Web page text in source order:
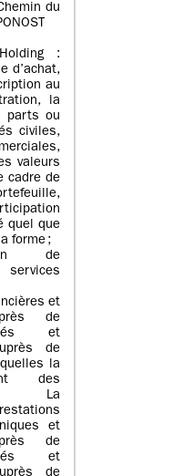
du
:
d’achat,
au
la
parts ou
civiles,
valeurs
cadre de
quel que
forme ;
de
et
de
et
de
la
des
; La
et
de
et